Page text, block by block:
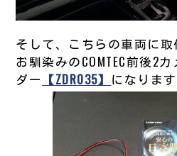
そして、こちらの車両に
お馴染みのCOMTEC前後2
ダー 【ZDR035】 になります